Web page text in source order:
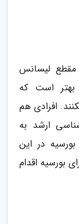
مقطع لیسانس
بهتر است که
افرادی هم
ارشد به
بورسیه در این
توان برای بورسیه اقدام